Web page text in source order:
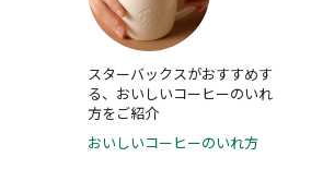
スターバックスがおすすめす
る、おいしいコーヒーのいれ
方をご紹介
おいしいコーヒーのいれ方